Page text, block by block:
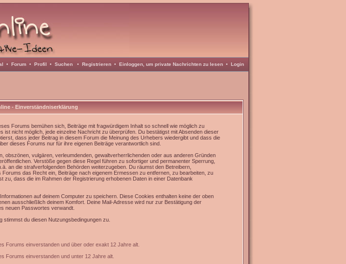
• Forum • Profil • Suchen • Registrieren • Einloggen, um private Nachrichten zu lesen • Login
- Einverständniserklärung
Forums bemühen sich, Beiträge mit fragwürdigem Inhalt so schnell wie möglich zu
ist nicht möglich, jede einzelne Nachricht zu überprüfen. Du bestätigst mit Absenden dieser
dass jeder Beitrag in diesem Forum die Meinung des Urhebers wiedergibt und dass die
dieses Forums nur für ihre eigenen Beiträge verantwortlich sind.
obszönen, vulgären, verleumdenden, gewaltverherrlichenden oder aus anderen Gründen
Verstöße gegen diese Regel führen zu sofortiger und permanenter Sperrung,
an die strafverfolgenden Behörden weiterzugeben. Du räumst den Betreibern,
das Recht ein, Beiträge nach eigenem Ermessen zu entfernen, zu bearbeiten, zu
zu, dass die im Rahmen der Registrierung erhobenen Daten in einer Datenbank
auf deinem Computer zu speichern. Diese Cookies enthalten keine der oben
ausschließlich deinem Komfort. Deine Mail-Adresse wird nur zur Bestätigung der
neuen Passwortes verwandt.
stimmst du diesen Nutzungsbedingungen zu.
Forums einverstanden und über oder exakt 12 Jahre alt.
Forums einverstanden und unter 12 Jahre alt.